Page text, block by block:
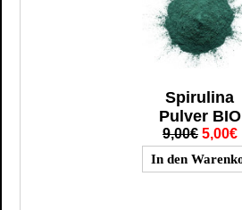
Spirulina
Pulver BIO
9,00€ 5,00€